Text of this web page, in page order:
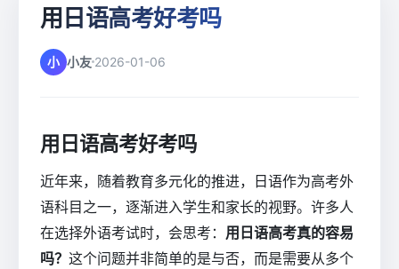
用日语高考好考吗
小 小友 2026-01-06
用日语高考好考吗
近年来，随着教育多元化的推进，日语作为高考外
语科目之一，逐渐进入学生和家长的视野。许多人
在选择外语考试时，会思考： 用日语高考真的容易
吗？ 这个问题并非简单的是与否，而是需要从多个